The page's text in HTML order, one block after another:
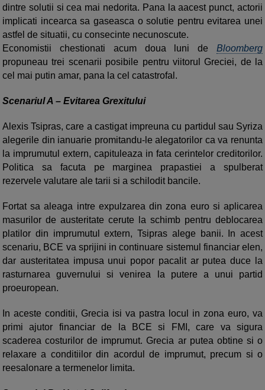
dintre solutii si cea mai nedorita. Pana la aacest punct, actorii
implicati incearca sa gaseasca o solutie pentru evitarea unei
astfel de situatii, cu consecinte necunoscute.
Economistii chestionati acum doua luni de Bloomberg
propuneau trei scenarii posibile pentru viitorul Greciei, de la
cel mai putin amar, pana la cel catastrofal.
Scenariul A – Evitarea Grexitului
Alexis Tsipras, care a castigat impreuna cu partidul sau Syriza
alegerile din ianuarie promitandu-le alegatorilor ca va renunta
la imprumutul extern, capituleaza in fata cerintelor creditorilor.
Politica sa facuta pe marginea prapastiei a spulberat
rezervele valutare ale tarii si a schilodit bancile.
Fortat sa aleaga intre expulzarea din zona euro si aplicarea
masurilor de austeritate cerute la schimb pentru deblocarea
platilor din imprumutul extern, Tsipras alege banii. In acest
scenariu, BCE va sprijini in continuare sistemul financiar elen,
dar austeritatea impusa unui popor pacalit ar putea duce la
rasturnarea guvernului si venirea la putere a unui partid
proeuropean.
In aceste conditii, Grecia isi va pastra locul in zona euro, va
primi ajutor financiar de la BCE si FMI, care va sigura
scaderea costurilor de imprumut. Grecia ar putea obtine si o
relaxare a conditiilor din acordul de imprumut, precum si o
reesalonare a termenelor limita.